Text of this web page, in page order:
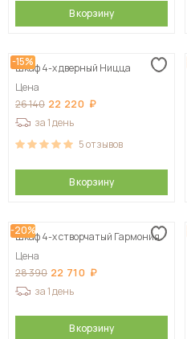
В корзину
-15%
Шкаф 4-х дверный Ницца
Цена
26 140 22 220
за 1 день
5отзывов
В корзину
-20%
Шкаф 4-х створчатый Гармония
Цена
28 390 22 710
за 1 день
В корзину